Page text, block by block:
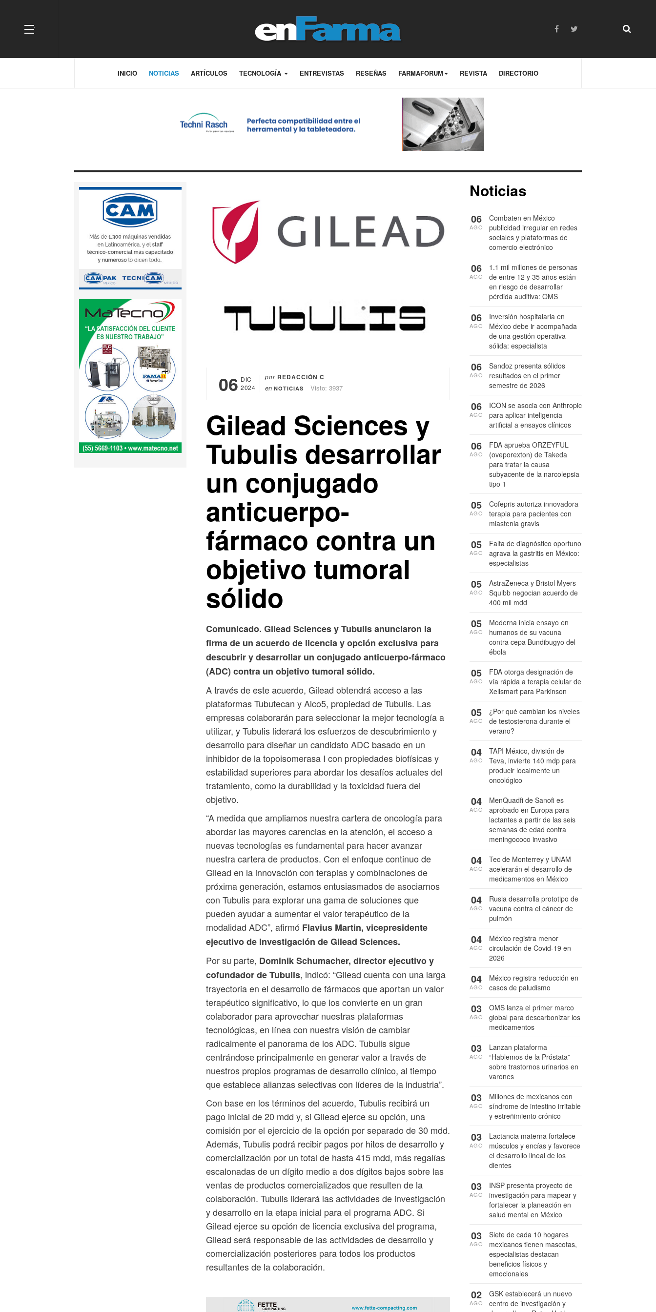
OFF CANVAS
INICIO NOTICIAS ARTÍCULOS TECNOLOGÍA ENTREVISTAS RESEÑAS FARMAFORUM REVISTA DIRECTORIO
06 DIC
2024
por REDACCIÓN C
en NOTICIAS Visto: 3937
Gilead Sciences y
Tubulis desarrollar
un conjugado
anticuerpo-
fármaco contra un
objetivo tumoral
sólido
Comunicado. Gilead Sciences y Tubulis anunciaron la
firma de un acuerdo de licencia y opción exclusiva para
descubrir y desarrollar un conjugado anticuerpo-fármaco
(ADC) contra un objetivo tumoral sólido.
A través de este acuerdo, Gilead obtendrá acceso a las
plataformas Tubutecan y Alco5, propiedad de Tubulis. Las
empresas colaborarán para seleccionar la mejor tecnología a
utilizar, y Tubulis liderará los esfuerzos de descubrimiento y
desarrollo para diseñar un candidato ADC basado en un
inhibidor de la topoisomerasa I con propiedades biofísicas y
estabilidad superiores para abordar los desafíos actuales del
tratamiento, como la durabilidad y la toxicidad fuera del
objetivo.
“A medida que ampliamos nuestra cartera de oncología para
abordar las mayores carencias en la atención, el acceso a
nuevas tecnologías es fundamental para hacer avanzar
nuestra cartera de productos. Con el enfoque continuo de
Gilead en la innovación con terapias y combinaciones de
próxima generación, estamos entusiasmados de asociarnos
con Tubulis para explorar una gama de soluciones que
pueden ayudar a aumentar el valor terapéutico de la
modalidad ADC”, afirmó Flavius ​​Martin, vicepresidente
ejecutivo de Investigación de Gilead Sciences.
Por su parte, Dominik Schumacher, director ejecutivo y
cofundador de Tubulis, indicó: “Gilead cuenta con una larga
trayectoria en el desarrollo de fármacos que aportan un valor
terapéutico significativo, lo que los convierte en un gran
colaborador para aprovechar nuestras plataformas
tecnológicas, en línea con nuestra visión de cambiar
radicalmente el panorama de los ADC. Tubulis sigue
centrándose principalmente en generar valor a través de
nuestros propios programas de desarrollo clínico, al tiempo
que establece alianzas selectivas con líderes de la industria”.
Con base en los términos del acuerdo, Tubulis recibirá un
pago inicial de 20 mdd y, si Gilead ejerce su opción, una
comisión por el ejercicio de la opción por separado de 30 mdd.
Además, Tubulis podrá recibir pagos por hitos de desarrollo y
comercialización por un total de hasta 415 mdd, más regalías
escalonadas de un dígito medio a dos dígitos bajos sobre las
ventas de productos comercializados que resulten de la
colaboración. Tubulis liderará las actividades de investigación
y desarrollo en la etapa inicial para el programa ADC. Si
Gilead ejerce su opción de licencia exclusiva del programa,
Gilead será responsable de las actividades de desarrollo y
comercialización posteriores para todos los productos
resultantes de la colaboración.
Noticias
Combaten en México
publicidad irregular en redes
sociales y plataformas de
comercio electrónico
06
AGO
1.1 mil millones de personas
de entre 12 y 35 años están
en riesgo de desarrollar
pérdida auditiva: OMS
06
AGO
Inversión hospitalaria en
México debe ir acompañada
de una gestión operativa
sólida: especialista
06
AGO
Sandoz presenta sólidos
resultados en el primer
semestre de 2026
06
AGO
ICON se asocia con Anthropic
para aplicar inteligencia
artificial a ensayos clínicos
06
AGO
FDA aprueba ORZEYFUL
(oveporexton) de Takeda
para tratar la causa
subyacente de la narcolepsia
tipo 1
06
AGO
Cofepris autoriza innovadora
terapia para pacientes con
miastenia gravis
05
AGO
Falta de diagnóstico oportuno
agrava la gastritis en México:
especialistas
05
AGO
AstraZeneca y Bristol Myers
Squibb negocian acuerdo de
400 mil mdd
05
AGO
Moderna inicia ensayo en
humanos de su vacuna
contra cepa Bundibugyo del
ébola
05
AGO
FDA otorga designación de
vía rápida a terapia celular de
Xellsmart para Parkinson
05
AGO
¿Por qué cambian los niveles
de testosterona durante el
verano?
05
AGO
TAPI México, división de
Teva, invierte 140 mdp para
producir localmente un
oncológico
04
AGO
MenQuadfi de Sanofi es
aprobado en Europa para
lactantes a partir de las seis
semanas de edad contra
meningococo invasivo
04
AGO
Tec de Monterrey y UNAM
acelerarán el desarrollo de
medicamentos en México
04
AGO
Rusia desarrolla prototipo de
vacuna contra el cáncer de
pulmón
04
AGO
México registra menor
circulación de Covid-19 en
2026
04
AGO
México registra reducción en
casos de paludismo
04
AGO
OMS lanza el primer marco
global para descarbonizar los
medicamentos
03
AGO
Lanzan plataforma
“Hablemos de la Próstata”
sobre trastornos urinarios en
varones
03
AGO
Millones de mexicanos con
síndrome de intestino irritable
y estreñimiento crónico
03
AGO
Lactancia materna fortalece
músculos y encías y favorece
el desarrollo lineal de los
dientes
03
AGO
INSP presenta proyecto de
investigación para mapear y
fortalecer la planeación en
salud mental en México
03
AGO
Siete de cada 10 hogares
mexicanos tienen mascotas,
especialistas destacan
beneficios físicos y
emocionales
03
AGO
GSK establecerá un nuevo
centro de investigación y
02
AGO